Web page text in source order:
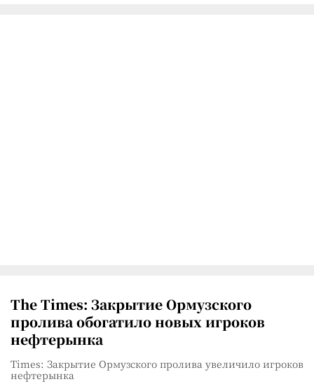
The Times: Закрытие Ормузского
пролива обогатило новых игроков
нефтерынка
Times: Закрытие Ормузского пролива увеличило игроков
нефтерынка